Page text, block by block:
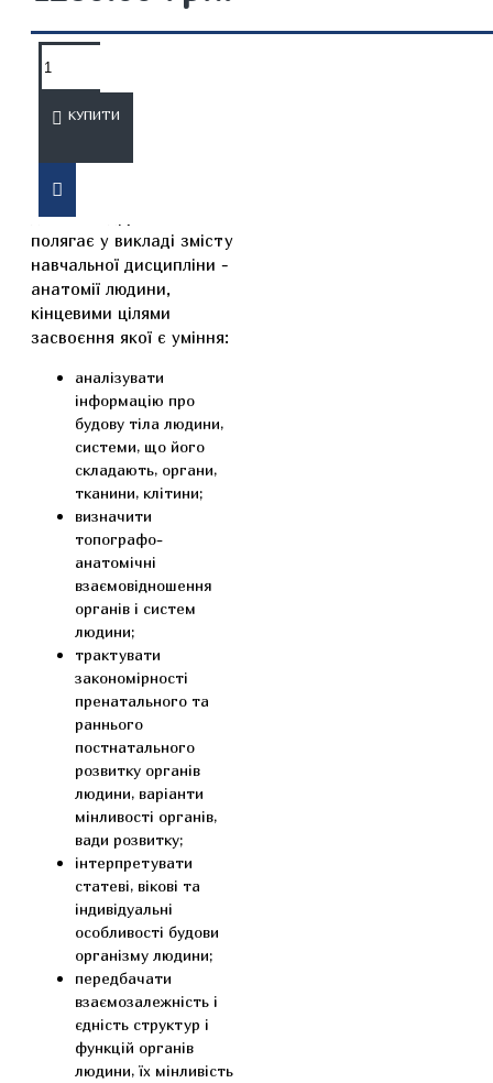
КУПИТИ
ОПИС
Основне завдання
даного підручника
полягає у викладі змісту
навчальної дисципліни -
анатомії людини,
кінцевими цілями
засвоєння якої є уміння:
аналізувати
інформацію про
будову тіла людини,
системи, що його
складають, органи,
тканини, клітини;
визначити
топографо-
анатомічні
взаємовідношення
органів і систем
людини;
трактувати
закономірності
пренатального та
раннього
постнатального
розвитку органів
людини, варіанти
мінливості органів,
вади розвитку;
інтерпретувати
статеві, вікові та
індивідуальні
особливості будови
організму людини;
передбачати
взаємозалежність і
єдність структур і
функцій органів
людини, їх мінливість